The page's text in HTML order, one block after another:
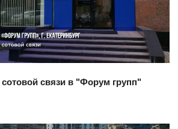
связи в "Форум групп"